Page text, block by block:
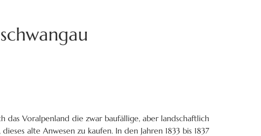
das Voralpenland die zwar baufällige, aber landschaftlich
alte Anwesen zu kaufen. In den Jahren 1833 bis 1837